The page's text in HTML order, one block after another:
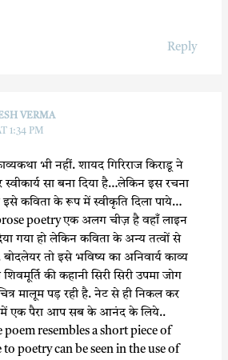
Reply
VERMA
1:34 PM
भी नहीं. शायद गिरिराज किराडू ने
सा बना दिया है…लेकिन इस रचना
कविता के रूप में स्वीकृति दिला पाये…
poetry एक अलग चीज़ है वहाँ लाइन
गया हो लेकिन कविता के अन्य तत्वों से
तो इसे भविष्य का अनिवार्य काव्य
की कहानी सिरी सिरी उपमा जोग
मालूम पड़ रही है. नेट से ही निकल कर
में एक पैरा आप सब के आनंद के लिये..
resembles a short piece of
to poetry can be seen in the use of